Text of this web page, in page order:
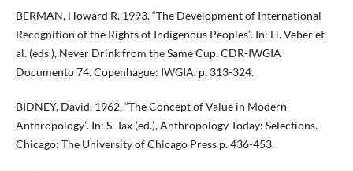
BERMAN, Howard R. 1993. “The Development of International
Recognition of the Rights of Indigenous Peoples”. In: H. Veber et
al. (eds.), Never Drink from the Same Cup. CDR-IWGIA
Documento 74. Copenhague: IWGIA. p. 313-324.
BIDNEY, David. 1962. “The Concept of Value in Modern
Anthropology”. In: S. Tax (ed.), Anthropology Today: Selections.
Chicago: The University of Chicago Press p. 436-453.